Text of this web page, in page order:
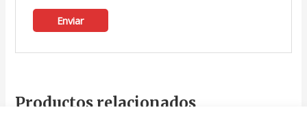
Productos relacionados